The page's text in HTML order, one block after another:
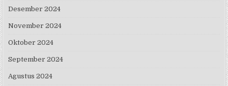
Desember 2024
November 2024
Oktober 2024
September 2024
Agustus 2024